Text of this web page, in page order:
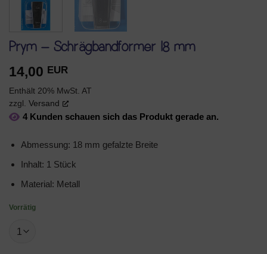
Prym – Schrägbandformer 18 mm
14,00 EUR
Enthält 20% MwSt. AT
zzgl. Versand
4 Kunden schauen sich das Produkt gerade an.
Abmessung: 18 mm gefalzte Breite
Inhalt: 1 Stück
Material: Metall
Vorrätig